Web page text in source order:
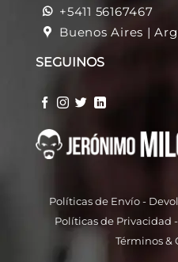
+5411 56167467
Buenos Aires |
SEGUINOS
Políticas de Envío -
Políticas de Privacidad -
Términos &